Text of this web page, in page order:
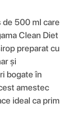
de 500 ml care
Clean Diet
preparat cu
și
bogate în
amestec
ideal ca prim